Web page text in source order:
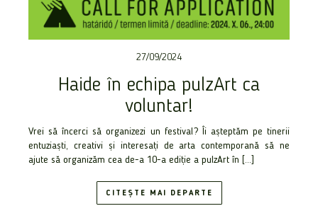
27/09/2024
Haide în echipa pulzArt ca
voluntar!
Vrei să încerci să organizezi un festival? Îi așteptăm pe tinerii
entuziaști, creativi și interesați de arta contemporană să ne
ajute să organizăm cea de-a 10-a ediție a pulzArt în […]
CITEȘTE MAI DEPARTE